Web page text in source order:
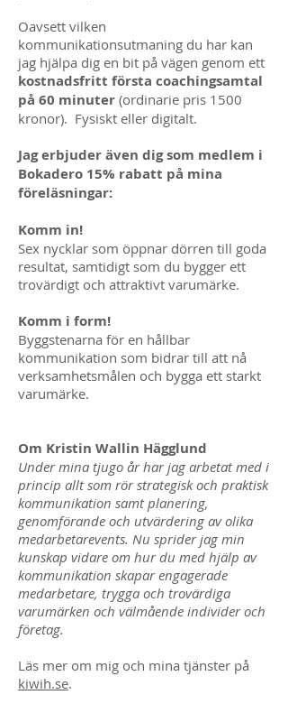
Oavsett vilken
kommunikationsutmaning du har kan
jag hjälpa dig en bit på vägen genom ett
kostnadsfritt första coachingsamtal
på 60 minuter (ordinarie pris 1500
kronor). Fysiskt eller digitalt.
Jag erbjuder även dig som medlem i
Bokadero 15% rabatt på mina
föreläsningar:
Komm in!
Sex nycklar som öppnar dörren till goda
resultat, samtidigt som du bygger ett
trovärdigt och attraktivt varumärke.
Komm i form!
Byggstenarna för en hållbar
kommunikation som bidrar till att nå
verksamhetsmålen och bygga ett starkt
varumärke.
Om Kristin Wallin Hägglund
Under mina tjugo år har jag arbetat med i
princip allt som rör strategisk och praktisk
kommunikation samt planering,
genomförande och utvärdering av olika
medarbetarevents. Nu sprider jag min
kunskap vidare om hur du med hjälp av
kommunikation skapar engagerade
medarbetare, trygga och trovärdiga
varumärken och välmående individer och
företag.
Läs mer om mig och mina tjänster på
kiwih.se.